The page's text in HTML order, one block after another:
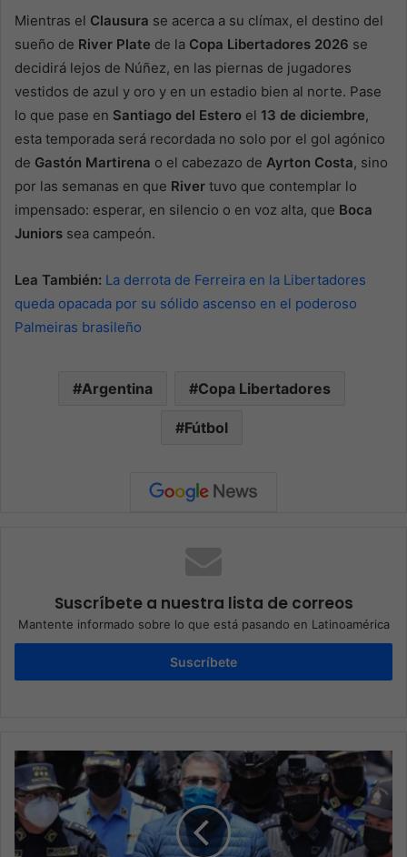
Mientras el Clausura se acerca a su clímax, el destino del
sueño de River Plate de la Copa Libertadores 2026 se
decidirá lejos de Núñez, en las piernas de jugadores
vestidos de azul y oro y en un estadio bien al norte. Pase
lo que pase en Santiago del Estero el 13 de diciembre,
esta temporada será recordada no solo por el gol agónico
de Gastón Martirena o el cabezazo de Ayrton Costa, sino
por las semanas en que River tuvo que contemplar lo
impensado: esperar, en silencio o en voz alta, que Boca
Juniors sea campeón.
Lea También: La derrota de Ferreira en la Libertadores
queda opacada por su sólido ascenso en el poderoso
Palmeiras brasileño
Argentina Copa Libertadores
Fútbol
Suscríbete a nuestra lista de correos
Mantente informado sobre lo que está pasando en Latinoamérica
Suscríbete